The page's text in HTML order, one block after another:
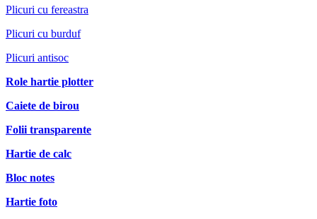
Plicuri cu fereastra
Plicuri cu burduf
Plicuri antisoc
Role hartie plotter
Caiete de birou
Folii transparente
Hartie de calc
Bloc notes
Hartie foto